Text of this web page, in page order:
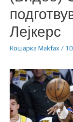
Лејкерс
Кошарка Makfax/